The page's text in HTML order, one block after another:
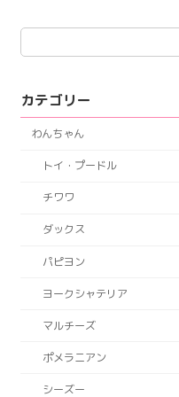
カテゴリー
わんちゃん
トイ・プードル
チワワ
ダックス
パピヨン
ヨークシャテリア
マルチーズ
ポメラニアン
シーズー